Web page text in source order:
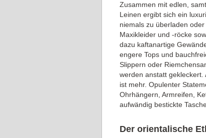
Zusammen mit edlen,
Leinen ergibt sich ein
niemals zu überladen
Maxikleider und -röcke
dazu kaftanartige
engere Tops und
Slippern oder
werden anstatt
ist mehr. Opulenter
Ohrhängern, Armreifen,
aufwändig bestickte
Der orientalische